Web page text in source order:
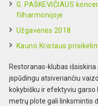
G. PAŠKEVIČIAUS
filharmonijoje
Užgavėnės 2018
Kauno Kristaus
Restoranas-klubas
įspūdingu atsiveriančiu
kokybišku ir efektyviu
metrų plote gali linksmintis